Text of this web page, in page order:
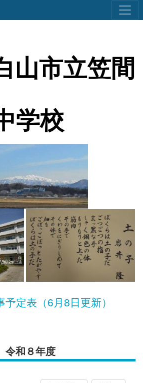
山市立笠間
学校
予定表（6月8日更新）
和８年度